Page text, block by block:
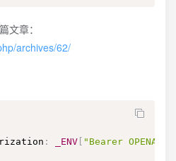
文章：
archives/62/
: _ENV
"Bearer